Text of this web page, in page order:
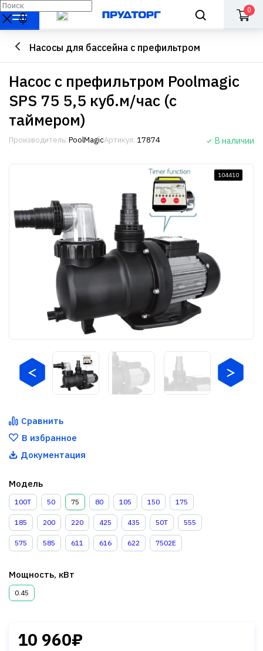
0
Насосы для бассейна с префильтром
Насос с префильтром Poolmagic
SPS 75 5,5 куб.м/час (с
таймером)
Производитель: PoolMagicАртикул: 17874 В наличии
104410
Сравнить
В избранное
Документация
Модель
100T 50 75 80 105 150 175
185 200 220 425 435 50T 555
575 585 611 616 622 7502E
Мощность, кВт
0.45
10 960₽